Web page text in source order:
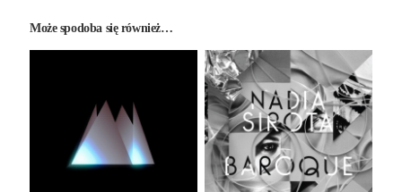
Może spodoba się również…